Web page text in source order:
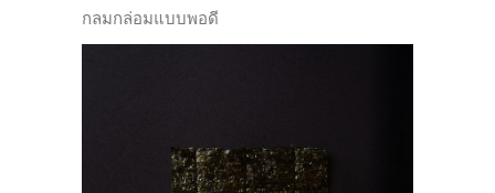
กลมกล่อมแบบพอดี